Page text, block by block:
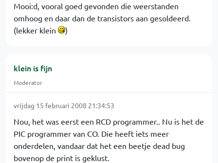
Mooi:d, vooral goed gevonden die weerstanden
omhoog en daar dan de transistors aan gesoldeerd.
(lekker klein
)
klein is fijn
Moderator
vrijdag 15 februari 2008 21:34:53
Nou, het was eerst een RCD programmer.. Nu is het de
PIC programmer van CO. Die heeft iets meer
onderdelen, vandaar dat het een beetje dead bug
bovenop de print is geklust.